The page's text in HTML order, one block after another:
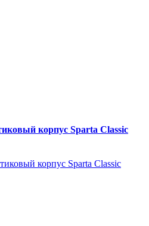
корпус Sparta Classic